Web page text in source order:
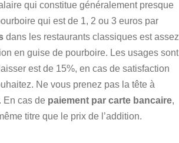
qui constitue généralement presque
qui est de 1, 2 ou 3 euros par
dans les restaurants classiques est assez
en guise de pourboire. Les usages sont
est de 15%, en cas de satisfaction
Ne vous prenez pas la tête à
En cas de paiement par carte bancaire,
titre que le prix de l’addition.